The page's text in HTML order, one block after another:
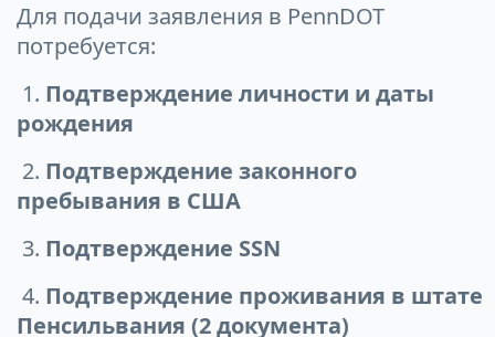
Для подачи заявления в PennDOT
потребуется:
1. Подтверждение личности и даты
рождения
2. Подтверждение законного
пребывания в США
3. Подтверждение SSN
4. Подтверждение проживания в штате
Пенсильвания (2 документа)